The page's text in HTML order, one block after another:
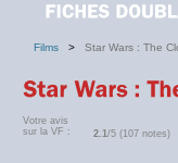
Films > Star Wars : The
Votre avis
sur la VF :
2.1/5 (107 notes)